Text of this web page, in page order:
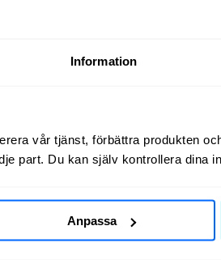
Information
vår tjänst, förbättra produkten
part. Du kan själv kontrollera dina
Anpassa
eller lokal i
kommun.
koaxialkabel) i Sydkoster .
testat finns de tillgängliga? Tabellen